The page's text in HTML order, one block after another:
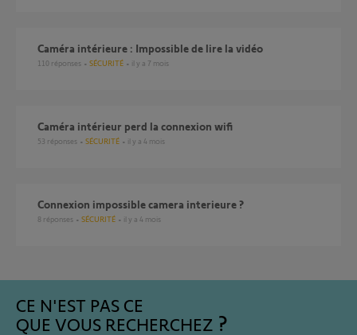
Caméra intérieure : Impossible de lire la vidéo
110 réponses SÉCURITÉ il y a 7 mois
Caméra intérieur perd la connexion wifi
53 réponses SÉCURITÉ il y a 4 mois
Connexion impossible camera interieure ?
8 réponses SÉCURITÉ il y a 4 mois
CE N'EST PAS CE
QUE VOUS RECHERCHEZ